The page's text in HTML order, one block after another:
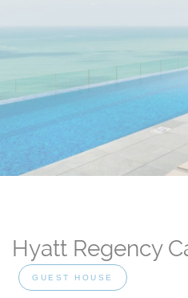
Hyatt Regency
GUEST HOUSE